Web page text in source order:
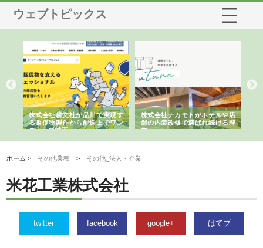
ウェブトピックス
株式会社耕文社が品川で実現す
る販促物製作から配送までワン
ストップ対応
株式会社ナカモトがホテルや店
舗の内装改修で選ばれ続ける理
由
ホーム > その他業種 > その他_法人・企業
米花工業株式会社
twitter facebook google+ はてブ